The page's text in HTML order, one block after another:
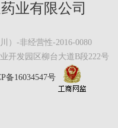
业有限公司
）-非经营性-2016-0080
开发园区柳台大道B段222号
备16034547号